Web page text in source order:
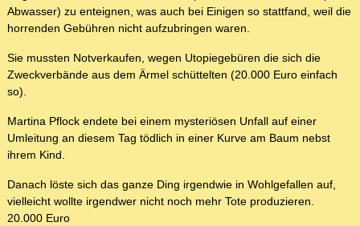
Abwasser) zu enteignen, was auch bei Einigen so stattfand, weil die
horrenden Gebühren nicht aufzubringen waren.
Sie mussten Notverkaufen, wegen Utopiegebüren die sich die
Zweckverbände aus dem Ärmel schüttelten (20.000 Euro einfach
so).
Martina Pflock endete bei einem mysteriösen Unfall auf einer
Umleitung an diesem Tag tödlich in einer Kurve am Baum nebst
ihrem Kind.
Danach löste sich das ganze Ding irgendwie in Wohlgefallen auf,
vielleicht wollte irgendwer nicht noch mehr Tote produzieren.
20.000 Euro